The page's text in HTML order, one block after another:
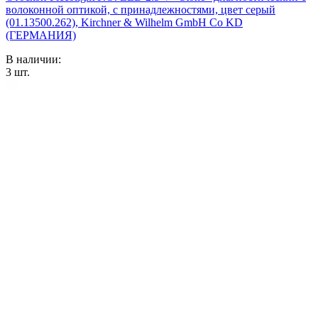
волоконной оптикой, с принадлежностями, цвет серый
(01.13500.262), Kirchner & Wilhelm GmbH Co KD
(ГЕРМАНИЯ)
В наличии:
3 шт.